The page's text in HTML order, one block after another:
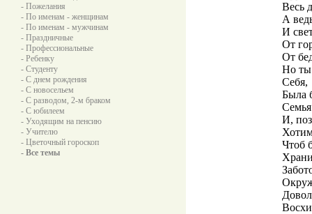
- Пожелания
- По именам - женщинам
- По именам - мужчинам
- Праздничные
- Профессиональные
- Ребенку
- Студенту
- С днем рождения
- С новосельем
- С разводом, 2-м браком
- С юбилеем
- Уходящим на пенсию
- Учителю
- Цветочный гороскоп
- Все темы
Весь
А
И
От
От
Но ты
Себя,
Была
И,
Чтоб